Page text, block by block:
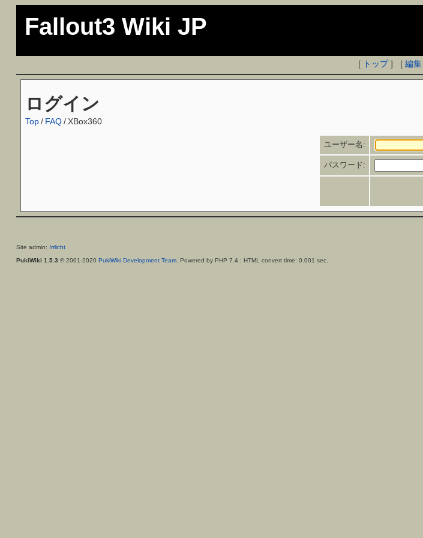
Fallout3 Wiki JP
[ トップ] [編集
ログイン
Top/ FAQ/XBox360
ユーザー名:
パスワード:
Site admin: Irrlicht
PukiWiki 1.5.3 © 2001-2020 PukiWiki Development Team. Powered by PHP 7.4 : HTML convert time: 0.001 sec.